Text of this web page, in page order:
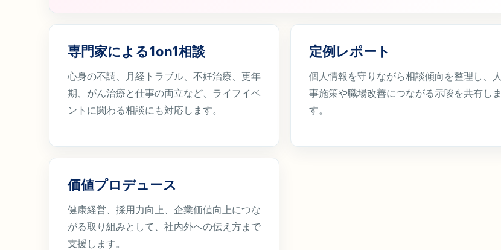
専門家による1on1相談
心身の不調、月経トラブル、不妊治療、更年
期、がん治療と仕事の両立など、ライフイベ
ントに関わる相談にも対応します。
定例レポート
個人情報を守りながら相談傾向を整理し、人
事施策や職場改善につながる示唆を共有しま
す。
価値プロデュース
健康経営、採用力向上、企業価値向上につな
がる取り組みとして、社内外への伝え方まで
支援します。